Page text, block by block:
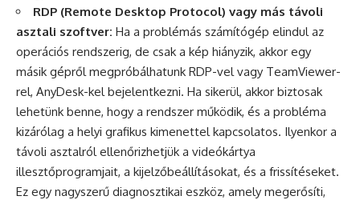
RDP (Remote Desktop Protocol) vagy más távoli
asztali szoftver: Ha a problémás számítógép elindul az
operációs rendszerig, de csak a kép hiányzik, akkor egy
másik gépről megpróbálhatunk RDP-vel vagy TeamViewer-
rel, AnyDesk-kel bejelentkezni. Ha sikerül, akkor biztosak
lehetünk benne, hogy a rendszer működik, és a probléma
kizárólag a helyi grafikus kimenettel kapcsolatos. Ilyenkor a
távoli asztalról ellenőrizhetjük a videókártya
illesztőprogramjait, a kijelzőbeállításokat, és a frissítéseket.
Ez egy nagyszerű diagnosztikai eszköz, amely megerősíti,